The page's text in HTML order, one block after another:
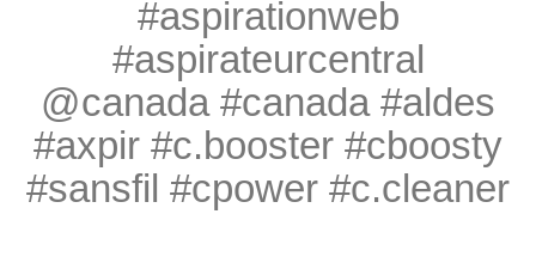
#aspirationweb
#aspirateurcentral
@canada #canada #aldes
#axpir #c.booster #cboosty
#sansfil #cpower #c.cleaner